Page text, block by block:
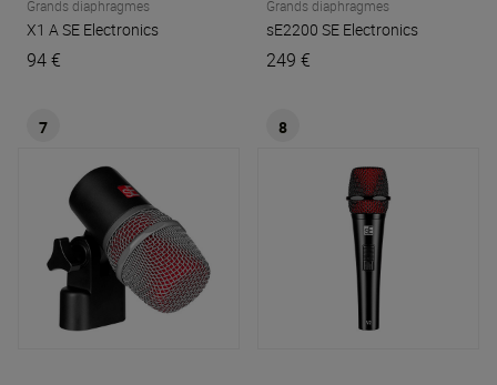
Grands diaphragmes
X1 ASE Electronics
94 €
Grands diaphragmes
sE2200 SE Electronics
249 €
7 8